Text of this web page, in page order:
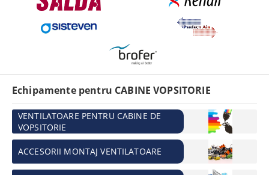
Echipamente pentru CABINE VOPSITORIE
VENTILATOARE PENTRU CABINE DE
VOPSITORIE
ACCESORII MONTAJ VENTILATOARE